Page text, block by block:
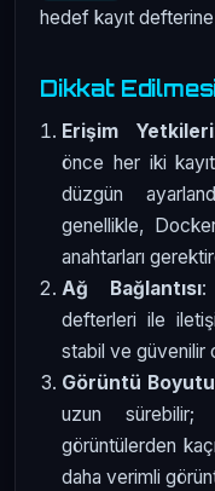
hedef kayıt
Dikkat
Erişim Yetkileri
önce her iki
düzgün
genellikle,
anahtarları
Ağ Bağlantısı:
defterleri ile
stabil ve güvenilir
Görüntü Boyutu
uzun
görüntülerden
daha verimli